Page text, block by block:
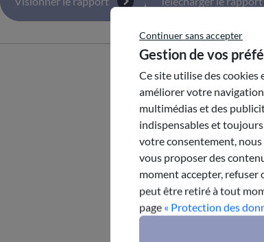
Continuer sans accepter
Gestion de vos
Ce site utilise des
améliorer votre
multimédias et des
indispensables et
votre consentement, nous
vous proposer des
moment accepter,
peut être retiré à tout
page « Protection des